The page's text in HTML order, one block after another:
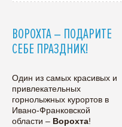
ВОРОХТА – ПОДАРИТЕ
СЕБЕ ПРАЗДНИК!
Один из самых красивых и
привлекательных
горнолыжных курортов в
Ивано-Франковской
области – Ворохта!